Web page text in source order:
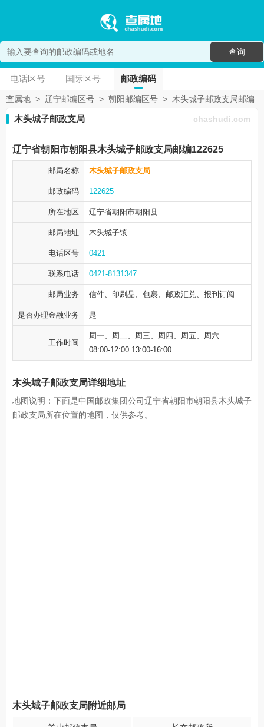
查询
电话区号 国际区号 邮政编码
查属地 > 辽宁邮编区号 > 朝阳邮编区号 > 木头城子邮政支局邮编
木头城子邮政支局 chashudi.com
辽宁省朝阳市朝阳县木头城子邮政支局邮编122625
邮局名称 木头城子邮政支局
邮政编码 122625
所在地区 辽宁省朝阳市朝阳县
邮局地址 木头城子镇
电话区号 0421
联系电话 0421-8131347
邮局业务 信件、印刷品、包裹、邮政汇兑、报刊订阅
是否办理金融业务 是
工作时间
周一、周二、周三、周四、周五、周六
08:00-12:00 13:00-16:00
木头城子邮政支局详细地址
地图说明：下面是中国邮政集团公司辽宁省朝阳市朝阳县木头城子
邮政支局所在位置的地图，仅供参考。
木头城子邮政支局附近邮局